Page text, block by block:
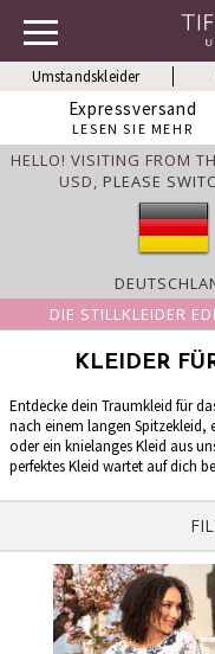
Umstandskleider
Expressversand
LESEN SIE MEHR
HELLO! VISITING FROM
USD, PLEASE
DIE STILLKLEIDER
KLEIDER
Entdecke dein Traumkleid für
nach einem langen Spitzekleid,
oder ein knielanges Kleid aus
perfektes Kleid wartet auf dich